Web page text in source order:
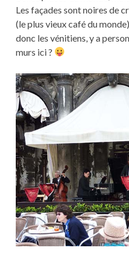
Les façades sont noires de
(le plus vieux café du
donc les vénitiens, y a
murs ici ?